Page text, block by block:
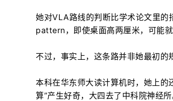
她对VLA路线的判断比学术论文里的
pattern，即使桌面高两厘米，可能
不过，事实上，这条路并非她最初的
本科在华东师大读计算机时，她上的
算”产生好奇，大四去了中科院神经